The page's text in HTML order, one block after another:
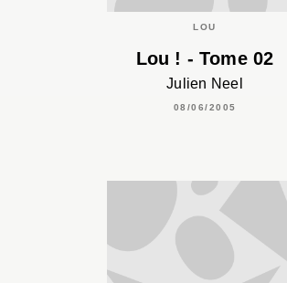
LOU
Lou ! - Tome 02
Julien Neel
08/06/2005